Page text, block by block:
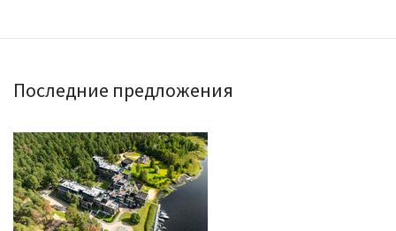
Последние предложения